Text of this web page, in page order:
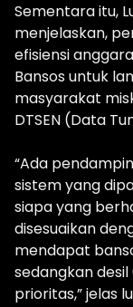
Sementara itu,
menjelaskan,
efisiensi
Bansos untuk
masyarakat
DTSEN (Data
“Ada
sistem yang
siapa yang
disesuaikan
mendapat
sedangkan
prioritas,” jelas